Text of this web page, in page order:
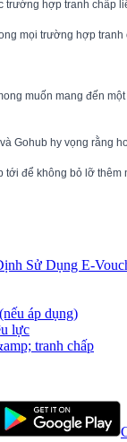
hợp tranh chấp
mọi trường hợp tranh
muốn mang đến
Gohub hy vọng rằng
tới để không bỏ lỡ
Sử Dụng E-
áp dụng)
lực
tranh chấp